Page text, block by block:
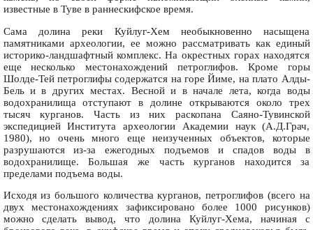
известные в Туве в раннескифское время.
Сама долина реки Куйлуг-Хем необыкновенно насыщена
памятниками археологии, ее можно рассматривать как единый
историко-ландшафтный комплекс. На окрестных горах находятся
еще несколько местонахождений петроглифов. Кроме горы
Шолде-Тей петроглифы содержатся на горе Йиме, на плато Алды-
Бель и в других местах. Весной и в начале лета, когда воды
водохранилища отступают в долине открываются около трех
тысяч курганов. Часть из них раскопана Саяно-Тувинской
экспедицией Института археологии Академии наук (А.Д.Грач,
1980), но очень много еще неизученных объектов, которые
разрушаются из-за ежегодных подъемов и спадов воды в
водохранилище. Большая же часть курганов находится за
пределами подъема воды.
Исходя из большого количества курганов, петроглифов (всего на
двух местонахождениях зафиксировано более 1000 рисунков)
можно сделать вывод, что долина Куйлуг-Хема, начиная с